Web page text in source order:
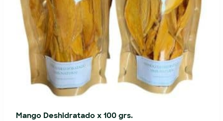
Mango Deshidratado x 100 grs.